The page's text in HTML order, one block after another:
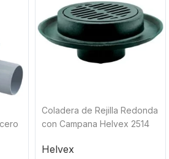
Coladera de Rejilla Redonda
con Campana Helvex 2514
Helvex